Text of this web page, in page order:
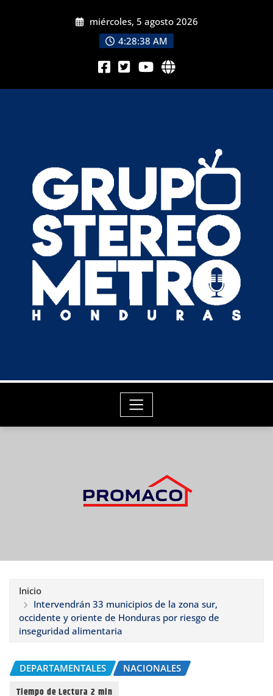
miércoles, 5 agosto 2026
4:28:40 AM
Inicio
Intervendrán 33 municipios de la zona sur,
occidente y oriente de Honduras por riesgo de
inseguridad alimentaria
DEPARTAMENTALES NACIONALES